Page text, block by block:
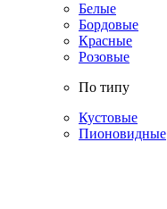
Белые
Бордовые
Красные
Розовые
По типу
Кустовые
Пионовидные